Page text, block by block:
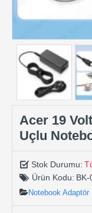
Acer 19
Uçlu
Stok Durumu:
Ürün Kodu:
Notebook Adaptör